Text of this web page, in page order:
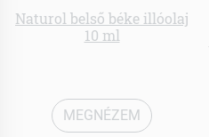
Naturol belső béke illóolaj
10 ml
MEGNÉZEM